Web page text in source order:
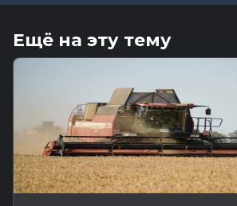
В Могилеве в рамках проекта
Общество -05.08.2026 15:00
Официально -05.08.2026 14:51
Прямую телефонную линию 8
проведет первый заместитель...
Общество -05.08.2026 11:13
Могилев готовится к
Госэнергогазнадзоре...
Ещё на эту тему